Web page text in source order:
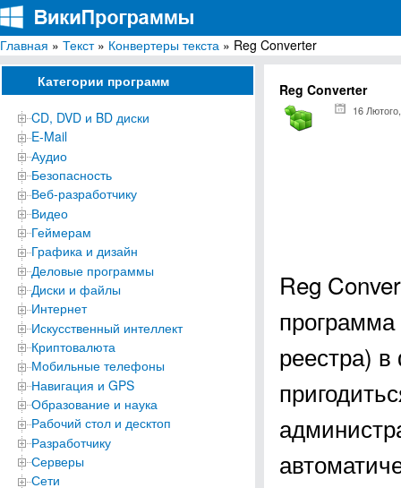
ВикиПрограммы
Энциклопедия бесплатных компьютерных программ для Windows
Главная » Текст» Конвертеры текста » Reg Converter
Категории программ
CD, DVD и BD диски
E-Mail
Аудио
Безопасность
Веб-разработчику
Видео
Геймерам
Графика и дизайн
Деловые программы
Диски и файлы
Интернет
Искусственный интеллект
Криптовалюта
Мобильные телефоны
Навигация и GPS
Образование и наука
Рабочий стол и десктоп
Разработчику
Серверы
Сети
Reg Converter
16
Reg
реестра)